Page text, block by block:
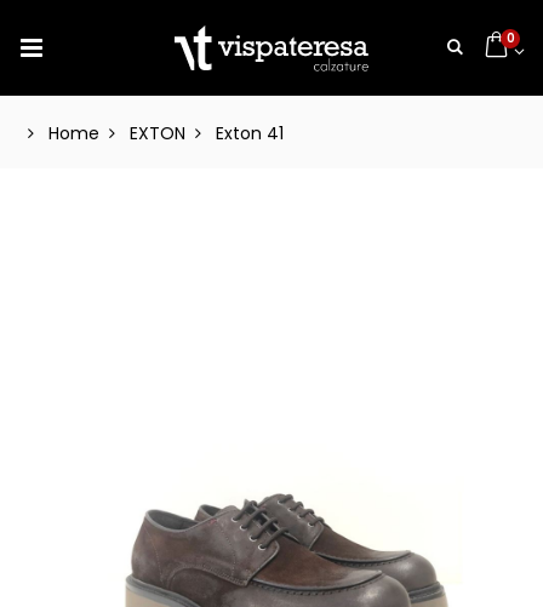
0
Home EXTON Exton 41